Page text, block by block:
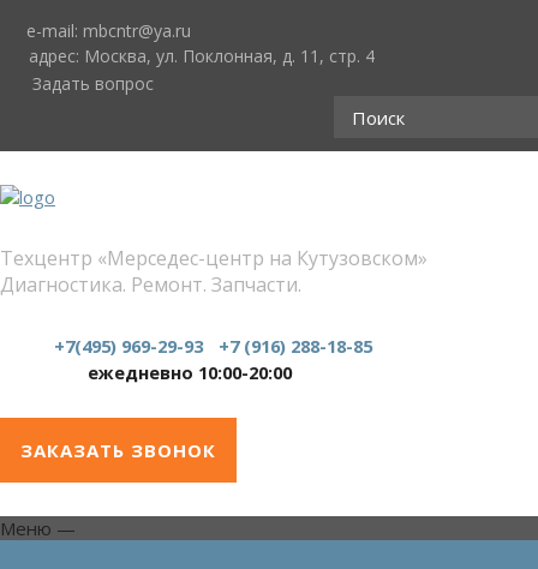
e-mail: mbcntr@ya.ru
адрес: Москва, ул. Поклонная, д. 11, стр. 4
Задать вопрос
Техцентр «Мерседес-центр на Кутузовском»
Диагностика. Ремонт. Запчасти.
+7(495) 969-29-93
+7 (916) 288-18-85
ежедневно 10:00-20:00
ЗАКАЗАТЬ ЗВОНОК
Меню —